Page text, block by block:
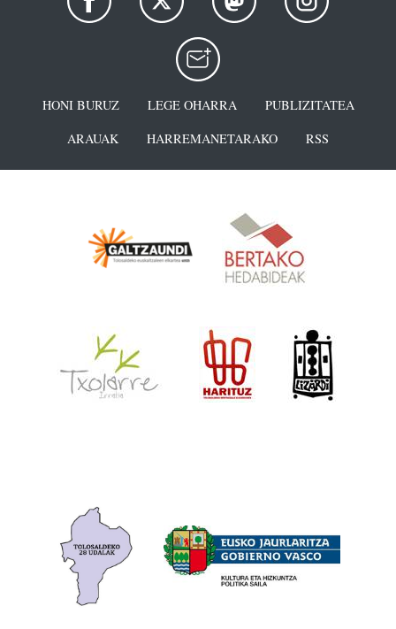
HONI BURUZ LEGE OHARRA
PUBLIZITATEA
ARAUAK
HARREMANETARAKO RSS